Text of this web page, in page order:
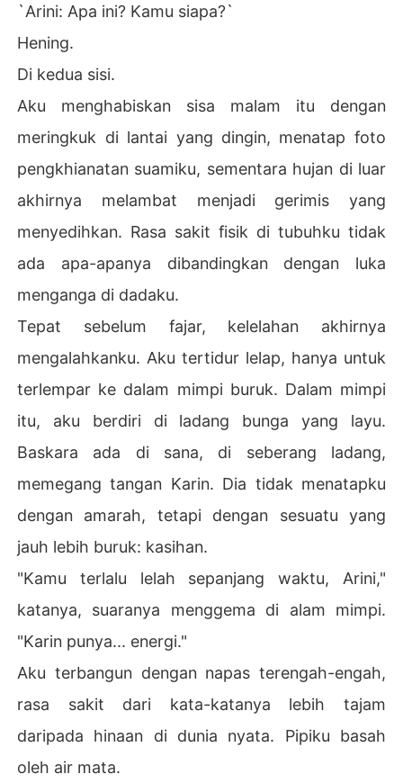
`Arini: Apa ini? Kamu siapa?`
Hening.
Di kedua sisi.
Aku menghabiskan sisa malam itu dengan
meringkuk di lantai yang dingin, menatap foto
pengkhianatan suamiku, sementara hujan di luar
akhirnya melambat menjadi gerimis yang
menyedihkan. Rasa sakit fisik di tubuhku tidak
ada apa-apanya dibandingkan dengan luka
menganga di dadaku.
Tepat sebelum fajar, kelelahan akhirnya
mengalahkanku. Aku tertidur lelap, hanya untuk
terlempar ke dalam mimpi buruk. Dalam mimpi
itu, aku berdiri di ladang bunga yang layu.
Baskara ada di sana, di seberang ladang,
memegang tangan Karin. Dia tidak menatapku
dengan amarah, tetapi dengan sesuatu yang
jauh lebih buruk: kasihan.
"Kamu terlalu lelah sepanjang waktu, Arini,"
katanya, suaranya menggema di alam mimpi.
"Karin punya... energi."
Aku terbangun dengan napas terengah-engah,
rasa sakit dari kata-katanya lebih tajam
daripada hinaan di dunia nyata. Pipiku basah
oleh air mata.